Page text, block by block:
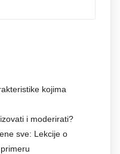
kojima
i moderirati?
sve: Lekcije o